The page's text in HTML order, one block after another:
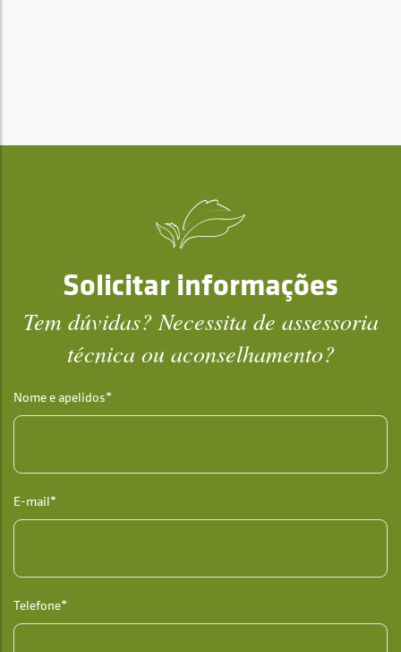
Solicitar informações
Tem dúvidas? Necessita de assessoria
técnica ou aconselhamento?
Nome e apelidos*
E-mail*
Telefone*